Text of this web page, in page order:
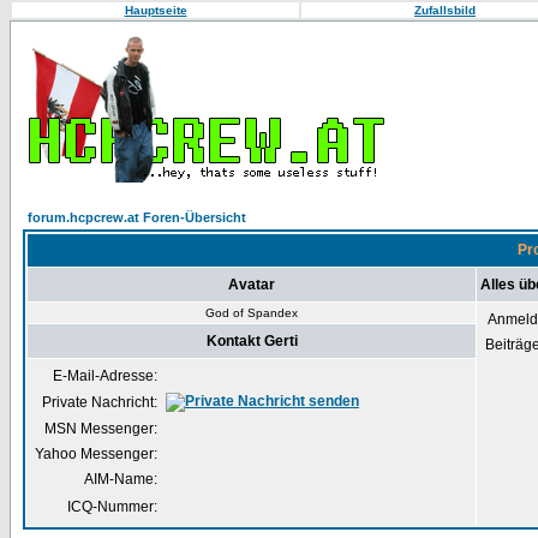
Hauptseite Zufallsbild
forum.hcpcrew.at Foren-Übersicht
Avatar Alles
God of Spandex
Kontakt Gerti
E-Mail-Adresse:
Private Nachricht:
MSN Messenger:
Yahoo Messenger:
AIM-Name:
ICQ-Nummer: